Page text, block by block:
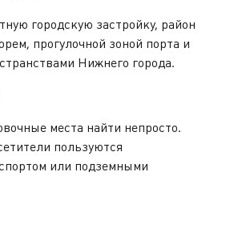
городскую застройку, район
прогулочной зоной порта и
Нижнего города.
места найти непросто.
пользуются
или подземными